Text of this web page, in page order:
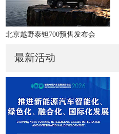
北京越野泰钽700预售发布会
最新活动